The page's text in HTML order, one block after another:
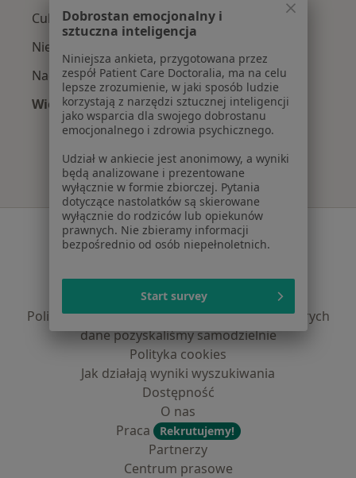
Cukrzyca w Myślenicach
Niedoczynność tarczycy w Myślenicach
Nadwaga w Myślenicach
Więcej (15)
Więcej w kategorii: Najczęście leczone
Serwis
Polityka prywatności pacjentów
Polityka prywatności profesjonalistów
Polityka prywatności dla profesjonalistów, których
dane pozyskaliśmy samodzielnie
Polityka cookies
Jak działają wyniki wyszukiwania
Dostępność
O nas
Praca
Rekrutujemy!
Partnerzy
Centrum prasowe
Dobrostan emocjonalny i
sztuczna inteligencja
Niniejsza ankieta, przygotowana przez
zespół Patient Care Doctoralia, ma na celu
lepsze zrozumienie, w jaki sposób ludzie
korzystają z narzędzi sztucznej inteligencji
jako wsparcia dla swojego dobrostanu
emocjonalnego i zdrowia psychicznego.
Udział w ankiecie jest anonimowy, a wyniki
będą analizowane i prezentowane
wyłącznie w formie zbiorczej. Pytania
dotyczące nastolatków są skierowane
wyłącznie do rodziców lub opiekunów
prawnych. Nie zbieramy informacji
bezpośrednio od osób niepełnoletnich.
Start survey